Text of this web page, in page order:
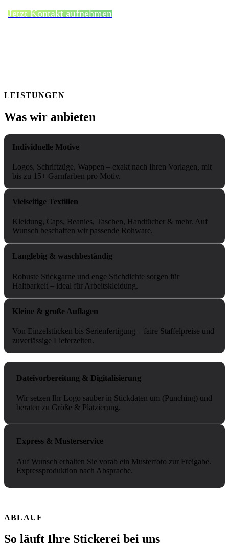
Jetzt Kontakt aufnehmen
LEISTUNGEN
Was wir anbieten
Individuelle Motive
Logos, Schriftzüge, Wappen – exakt nach Ihren Vorlagen, mit
bis zu 15+ Garnfarben pro Motiv.
Vielseitige Textilien
Kleidung, Caps, Beanies, Taschen, Handtücher & mehr. Auf
Wunsch beschaffen wir passende Rohware.
Langlebig & waschbeständig
Robuste Stickgarne und enge Stichdichte sorgen für
Haltbarkeit – ideal für Arbeitskleidung.
Kleine & große Auflagen
Von Einzelstücken bis Serienfertigung – faire Staffelpreise und
zuverlässige Lieferzeiten.
Dateivorbereitung & Digitalisierung
Wir setzen Ihr Logo sauber in Stickdaten um (Punching) und
beraten zu Größe & Platzierung.
Express & Musterservice
Auf Wunsch erhalten Sie vorab ein Musterfoto zur Freigabe.
Expressproduktion nach Absprache.
ABLAUF
So läuft Ihre Stickerei bei uns